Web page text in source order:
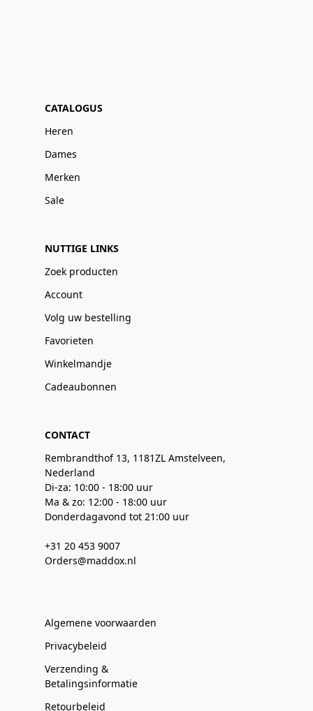
CATALOGUS
Heren
Dames
Merken
Sale
NUTTIGE LINKS
Zoek producten
Account
Volg uw bestelling
Favorieten
Winkelmandje
Cadeaubonnen
CONTACT
Rembrandthof 13, 1181ZL Amstelveen,
Nederland
Di-za: 10:00 - 18:00 uur
Ma & zo: 12:00 - 18:00 uur
Donderdagavond tot 21:00 uur
+31 20 453 9007
Orders@maddox.nl
Algemene voorwaarden
Privacybeleid
Verzending &
Betalingsinformatie
Retourbeleid